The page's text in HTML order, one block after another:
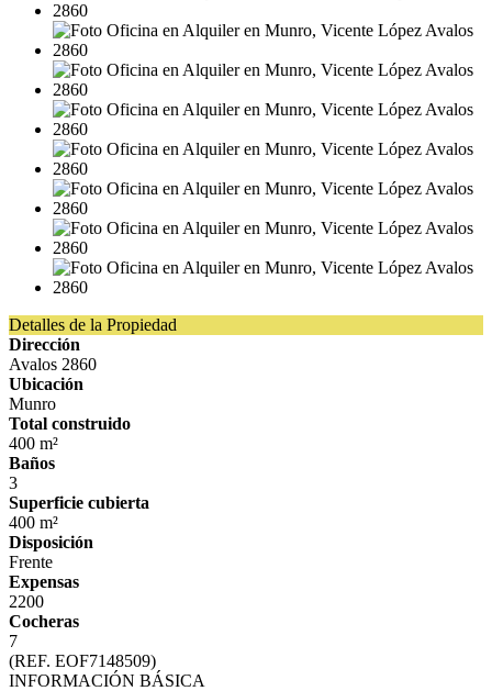
Detalles de la Propiedad
Dirección
Avalos 2860
Ubicación
Munro
Total construido
400 m²
Baños
3
Superficie cubierta
400 m²
Disposición
Frente
Expensas
2200
Cocheras
7
(REF. EOF7148509)
INFORMACIÓN BÁSICA